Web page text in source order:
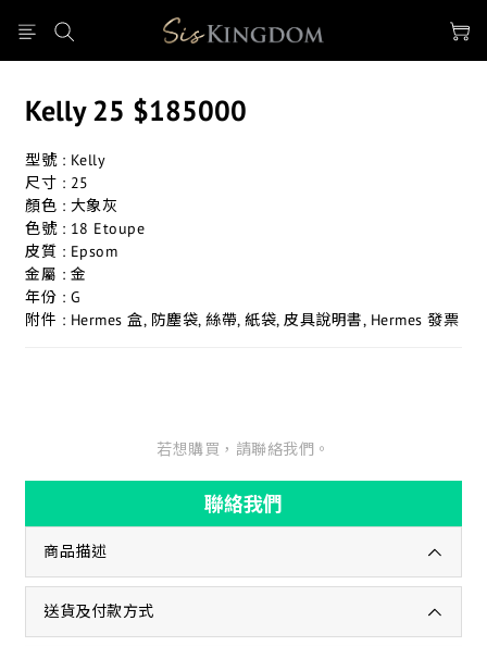
Kelly 25 $185000
型號 : Kelly
尺寸 : 25
顏色 : 大象灰
色號 : 18 Etoupe
皮質 : Epsom
金屬 : 金
年份 : G
附件 : Hermes 盒, 防塵袋, 絲帶, 紙袋, 皮具說明書, Hermes 發票
若想購買，請聯絡我們。
聯絡我們
商品描述
送貨及付款方式